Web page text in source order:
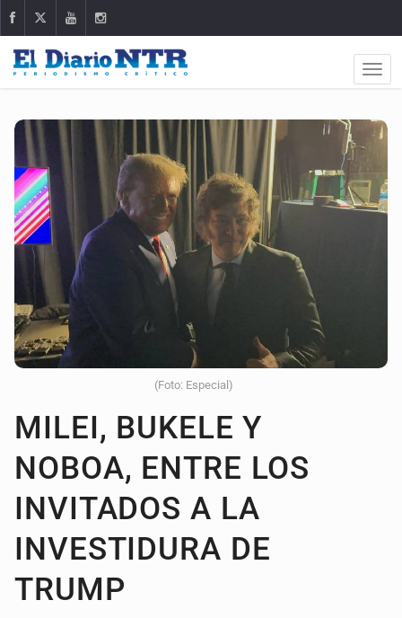
(Foto: Especial)
MILEI, BUKELE Y
NOBOA, ENTRE LOS
INVITADOS A LA
INVESTIDURA DE
TRUMP